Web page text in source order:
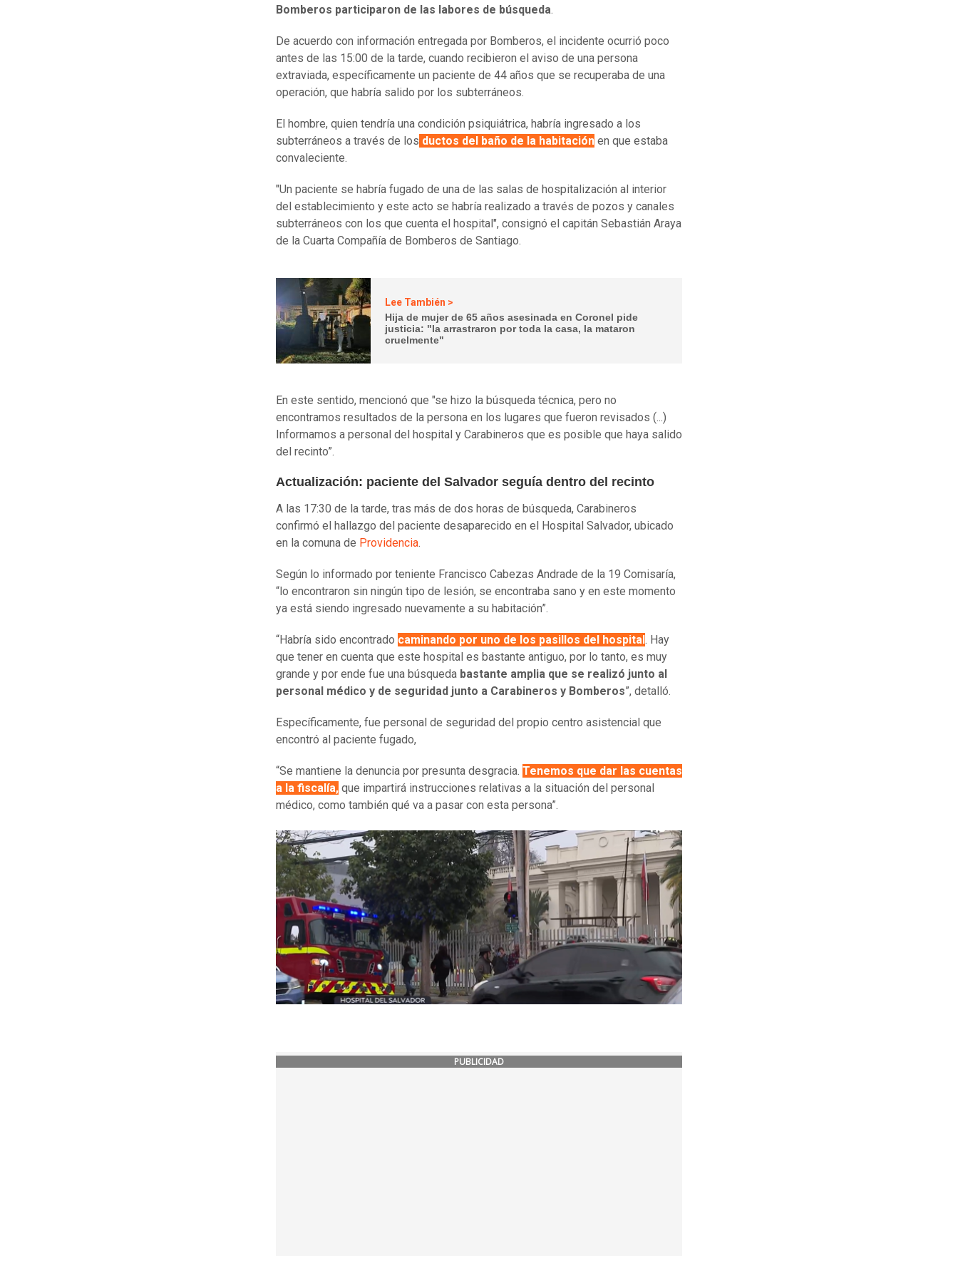
Bomberos participaron de las labores de búsqueda.
De acuerdo con información entregada por Bomberos, el incidente ocurrió poco
antes de las 15:00 de la tarde, cuando recibieron el aviso de una persona
extraviada, específicamente un paciente de 44 años que se recuperaba de una
operación, que habría salido por los subterráneos.
El hombre, quien tendría una condición psiquiátrica, habría ingresado a los
subterráneos a través de los ductos del baño de la habitación en que estaba
convaleciente.
"Un paciente se habría fugado de una de las salas de hospitalización al interior
del establecimiento y este acto se habría realizado a través de pozos y canales
subterráneos con los que cuenta el hospital", consignó el capitán Sebastián Araya
de la Cuarta Compañía de Bomberos de Santiago.
Lee También >
Hija de mujer de 65 años asesinada en Coronel pide
justicia: "la arrastraron por toda la casa, la mataron
cruelmente"
En este sentido, mencionó que "se hizo la búsqueda técnica, pero no
encontramos resultados de la persona en los lugares que fueron revisados (...)
Informamos a personal del hospital y Carabineros que es posible que haya salido
del recinto”.
Actualización: paciente del Salvador seguía dentro del recinto
A las 17:30 de la tarde, tras más de dos horas de búsqueda, Carabineros
confirmó el hallazgo del paciente desaparecido en el Hospital Salvador, ubicado
en la comuna de Providencia.
Según lo informado por teniente Francisco Cabezas Andrade de la 19 Comisaría,
“lo encontraron sin ningún tipo de lesión, se encontraba sano y en este momento
ya está siendo ingresado nuevamente a su habitación”.
“Habría sido encontrado caminando por uno de los pasillos del hospital. Hay
que tener en cuenta que este hospital es bastante antiguo, por lo tanto, es muy
grande y por ende fue una búsqueda bastante amplia que se realizó junto al
personal médico y de seguridad junto a Carabineros y Bomberos”, detalló.
Específicamente, fue personal de seguridad del propio centro asistencial que
encontró al paciente fugado,
“Se mantiene la denuncia por presunta desgracia. Tenemos que dar las cuentas
a la fiscalía, que impartirá instrucciones relativas a la situación del personal
médico, como también qué va a pasar con esta persona”.
PUBLICIDAD